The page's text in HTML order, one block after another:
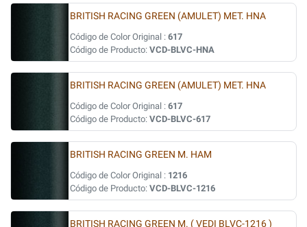
BRITISH RACING GREEN (AMULET) MET. HNA
Código de Color Original : 617
Código de Producto: VCD-BLVC-HNA
BRITISH RACING GREEN (AMULET) MET. HNA
Código de Color Original : 617
Código de Producto: VCD-BLVC-617
BRITISH RACING GREEN M. HAM
Código de Color Original : 1216
Código de Producto: VCD-BLVC-1216
BRITISH RACING GREEN M. ( VEDI BLVC-1216 )